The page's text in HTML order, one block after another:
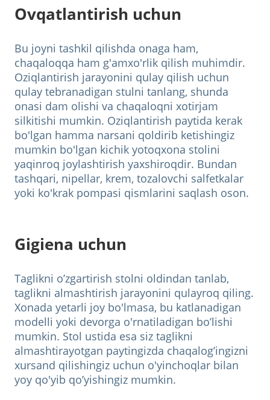
Ovqatlantirish uchun
Bu joyni tashkil qilishda onaga ham,
chaqaloqqa ham g'amxo'rlik qilish muhimdir.
Oziqlantirish jarayonini qulay qilish uchun
qulay tebranadigan stulni tanlang, shunda
onasi dam olishi va chaqaloqni xotirjam
silkitishi mumkin. Oziqlantirish paytida kerak
bo'lgan hamma narsani qoldirib ketishingiz
mumkin bo'lgan kichik yotoqxona stolini
yaqinroq joylashtirish yaxshiroqdir. Bundan
tashqari, nipellar, krem, tozalovchi salfetkalar
yoki ko'krak pompasi qismlarini saqlash oson.
Gigiena uchun
Taglikni o’zgartirish stolni oldindan tanlab,
taglikni almashtirish jarayonini qulayroq qiling.
Xonada yetarli joy bo'lmasa, bu katlanadigan
modelli yoki devorga o'rnatiladigan bo’lishi
mumkin. Stol ustida esa siz taglikni
almashtirayotgan paytingizda chaqalog’ingizni
xursand qilishingiz uchun o'yinchoqlar bilan
yoy qo'yib qo’yishingiz mumkin.